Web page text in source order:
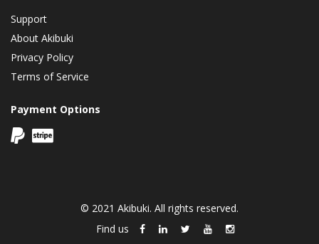
Support
About Akibuki
Privacy Policy
Terms of Service
Payment Options
© 2021 Akibuki. All rights reserved.
Find us